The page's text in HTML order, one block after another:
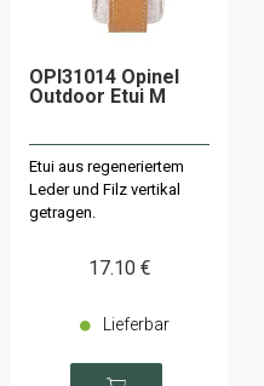
OPI31014 Opinel
Outdoor Etui M
Etui aus regeneriertem
Leder und Filz vertikal
getragen.
17.10 €
Lieferbar